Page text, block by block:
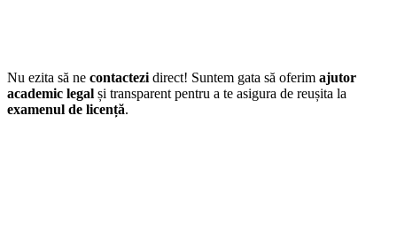
Nu ezita să ne contactezi direct! Suntem gata să oferim ajutor
academic legal și transparent pentru a te asigura de reușita la
examenul de licență.